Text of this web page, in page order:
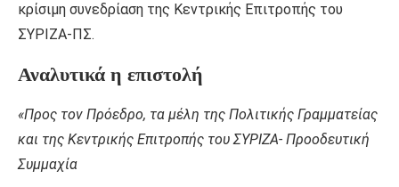
κρίσιμη συνεδρίαση της Κεντρικής Επιτροπής του
ΣΥΡΙΖΑ-ΠΣ.
Αναλυτικά η επιστολή
«Προς τον Πρόεδρο, τα μέλη της Πολιτικής Γραμματείας
και της Κεντρικής Επιτροπής του ΣΥΡΙΖΑ- Προοδευτική
Συμμαχία